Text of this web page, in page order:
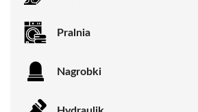
Pralnia
Nagrobki